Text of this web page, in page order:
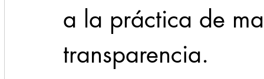
a la práctica de
transparencia.